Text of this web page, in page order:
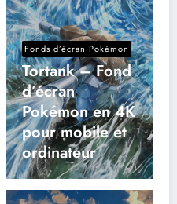
Fonds d’écran Pokémon
Tortank – Fond
d’écran
Pokémon en 4K
pour mobile et
ordinateur